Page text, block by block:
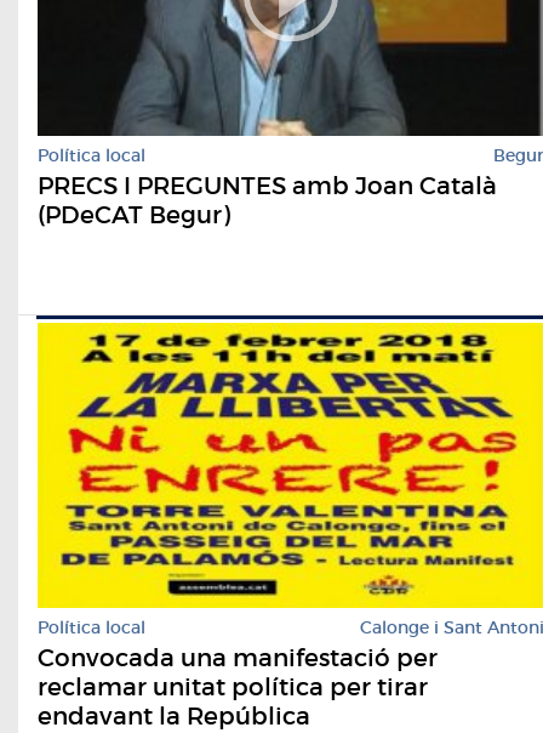
Política local Begur
PRECS I PREGUNTES amb Joan Català
(PDeCAT Begur)
Política local Calonge i Sant Antoni
Convocada una manifestació per
reclamar unitat política per tirar
endavant la República